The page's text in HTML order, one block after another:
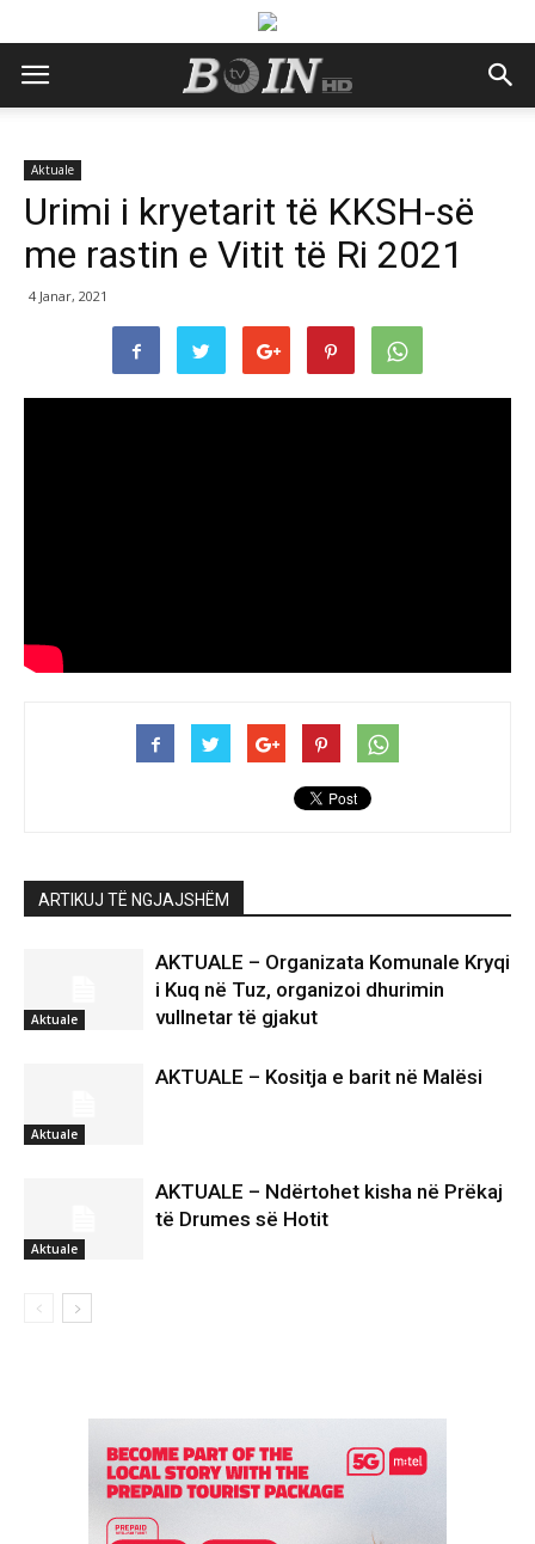
Aktuale
Urimi i kryetarit të KKSH-së
me rastin e Vitit të Ri 2021
4 Janar, 2021
ARTIKUJ TË NGJAJSHËM
Aktuale
AKTUALE – Organizata Komunale Kryqi
i Kuq në Tuz, organizoi dhurimin
vullnetar të gjakut
Aktuale
AKTUALE – Kositja e barit në Malësi
Aktuale
AKTUALE – Ndërtohet kisha në Prëkaj
të Drumes së Hotit